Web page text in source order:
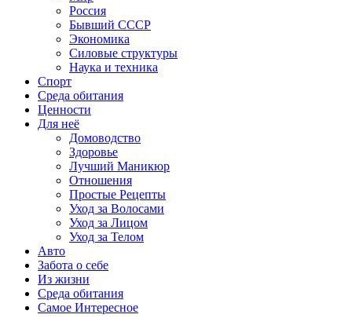
Россия
Бывший СССР
Экономика
Силовые структуры
Наука и техника
Спорт
Среда обитания
Ценности
Для неё
Домоводство
Здоровье
Лучший Маникюр
Отношения
Простые Рецепты
Уход за Волосами
Уход за Лицом
Уход за Телом
Авто
Забота о себе
Из жизни
Среда обитания
Самое Интересное